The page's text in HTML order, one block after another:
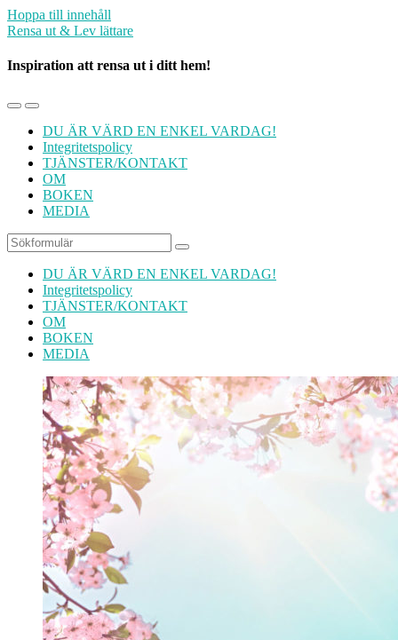
Hoppa till innehåll
Rensa ut & Lev lättare
Inspiration att rensa ut i ditt hem!
Slå
mobilmenyn
Slå
på/av
sökfältet
DU ÄR VÄRD EN ENKEL VARDAG!
Integritetspolicy
TJÄNSTER/KONTAKT
OM
BOKEN
MEDIA
Sök
DU ÄR VÄRD EN ENKEL VARDAG!
Integritetspolicy
TJÄNSTER/KONTAKT
OM
BOKEN
MEDIA